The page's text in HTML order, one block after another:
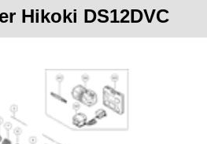
Hikoki DS12DVC